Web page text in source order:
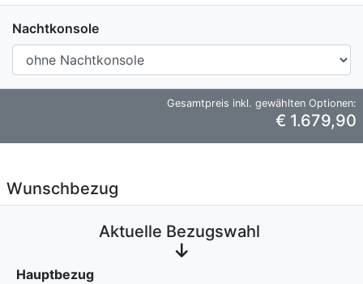
Nachtkonsole
Gesamtpreis inkl. gewählten Optionen:
€ 1.679,90
Wunschbezug
Aktuelle Bezugswahl
Hauptbezug